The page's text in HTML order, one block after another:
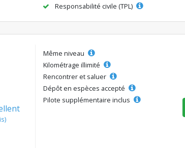
Responsabilité civile (TPL)
Même niveau
Kilométrage illimité
Rencontrer et saluer
Dépôt en espèces accepté
Pilote supplémentaire inclus